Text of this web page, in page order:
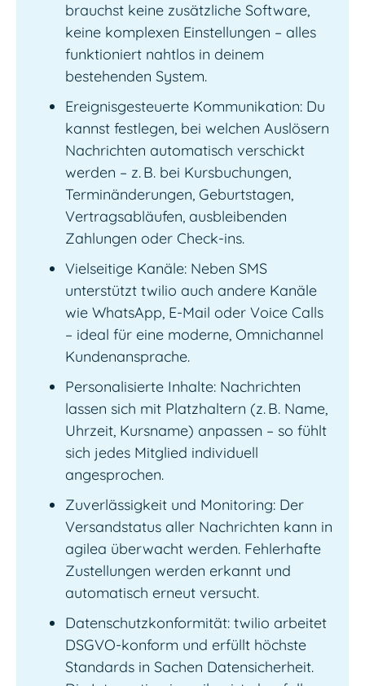
brauchst keine zusätzliche Software,
keine komplexen Einstellungen – alles
funktioniert nahtlos in deinem
bestehenden System.
Ereignisgesteuerte Kommunikation: Du
kannst festlegen, bei welchen Auslösern
Nachrichten automatisch verschickt
werden – z. B. bei Kursbuchungen,
Terminänderungen, Geburtstagen,
Vertragsabläufen, ausbleibenden
Zahlungen oder Check-ins.
Vielseitige Kanäle: Neben SMS
unterstützt twilio auch andere Kanäle
wie WhatsApp, E-Mail oder Voice Calls
– ideal für eine moderne, Omnichannel
Kundenansprache.
Personalisierte Inhalte: Nachrichten
lassen sich mit Platzhaltern (z. B. Name,
Uhrzeit, Kursname) anpassen – so fühlt
sich jedes Mitglied individuell
angesprochen.
Zuverlässigkeit und Monitoring: Der
Versandstatus aller Nachrichten kann in
agilea überwacht werden. Fehlerhafte
Zustellungen werden erkannt und
automatisch erneut versucht.
Datenschutzkonformität: twilio arbeitet
DSGVO-konform und erfüllt höchste
Standards in Sachen Datensicherheit.